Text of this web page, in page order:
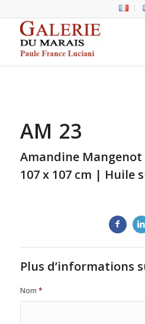
AM 23
Amandine Mangenot
107 x 107 cm | Huile
Plus d’informations
Nom *